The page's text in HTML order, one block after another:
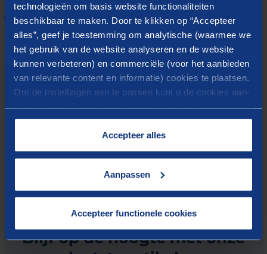
technologieën om basis website functionaliteiten
beschikbaar te maken. Door te klikken op “Accepteer
alles”, geef je toestemming om analytische (waarmee we
het gebruik van de website analyseren en de website
kunnen verbeteren) en commerciële (voor het aanbieden
van relevante content en informatie) cookies te plaatsen.
Om de instellingen aan te passen kunt u de cookies aan-
cookies op onze website treft u in onze
Accepteer alles
Aanpassen
Accepteer functionele cookies
Fors verbeterpotentieel
In totaal zijn op verschillende gebieden meerdere
miljoenen aan verbeterpotentieel geïdentificeerd. Een
groot deel hiervan is vertaald naar concrete acties die
de verantwoordelijken in hun eigen jaarplannen
hebben opgenomen. Daarnaast is er een gedeeld beeld
ontstaan over de toekomst van de organisatie en ligt er
een plan om daar te komen.
Blijf op de hoogte met onze